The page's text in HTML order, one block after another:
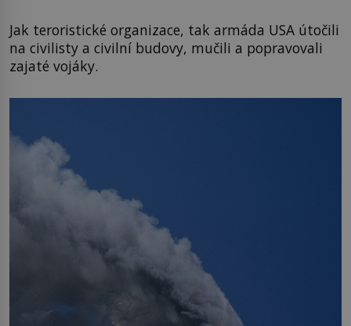
Jak teroristické organizace, tak armáda USA útočili
na civilisty a civilní budovy, mučili a popravovali
zajaté vojáky.